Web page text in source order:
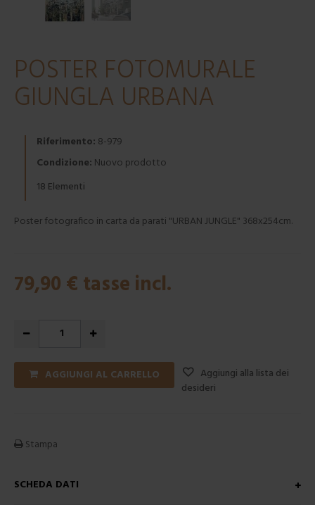
POSTER FOTOMURALE
GIUNGLA URBANA
Riferimento: 8-979
Condizione: Nuovo prodotto
18 Elementi
Poster fotografico in carta da parati "URBAN JUNGLE" 368x254cm.
79,90 € tasse incl.
AGGIUNGI AL CARRELLO
Aggiungi alla lista dei
desideri
Stampa
SCHEDA DATI